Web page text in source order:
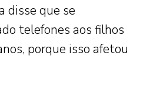
disse que se
telefones aos filhos
porque isso afetou